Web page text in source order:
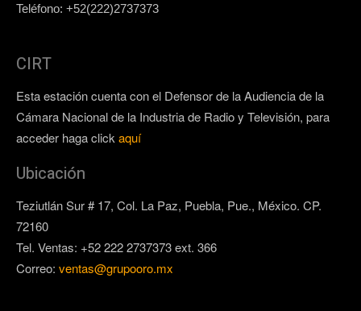
Teléfono: +52(222)2737373
CIRT
Esta estación cuenta con el Defensor de la Audiencia de la
Cámara Nacional de la Industria de Radio y Televisión, para
acceder haga click aquí
Ubicación
Teziutlán Sur # 17, Col. La Paz, Puebla, Pue., México. CP.
72160
Tel. Ventas: +52 222 2737373 ext. 366
Correo: ventas@grupooro.mx